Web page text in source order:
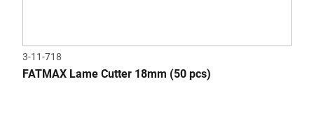
3-11-718
FATMAX Lame Cutter 18mm (50 pcs)